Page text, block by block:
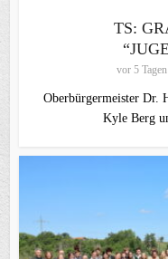
TS:
vor 5 Tagen
Oberbürgermeister Dr.
Kyle Berg